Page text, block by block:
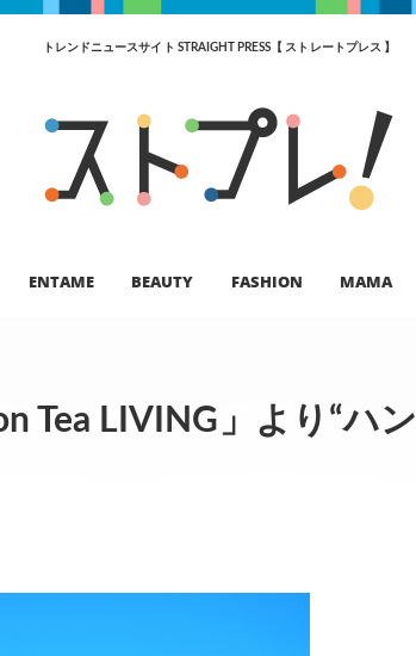
トレンドニュースサイト STRAIGHT PRESS【 ストレートプレス 】
ENTAME BEAUTY FASHION MAMA
Tea LIVING」より“ハン